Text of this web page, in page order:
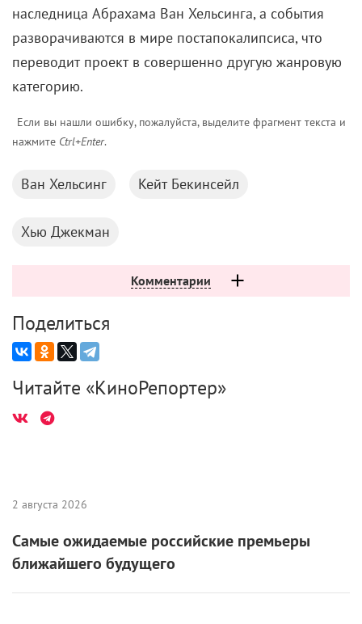
наследница Абрахама Ван Хельсинга, а события
разворачиваются в мире постапокалипсиса, что
переводит проект в совершенно другую жанровую
категорию.
Если вы нашли ошибку, пожалуйста, выделите фрагмент текста и
нажмите Ctrl+Enter.
Ван Хельсинг Кейт Бекинсейл
Хью Джекман
Комментарии
Поделиться
Читайте «КиноРепортер»